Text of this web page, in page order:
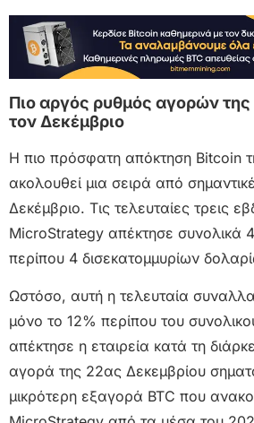
Πιο αργός ρυθμός αγορών
τον Δεκέμβριο
Η πιο πρόσφατη απόκτηση Bitcoin
ακολουθεί μια σειρά από
Δεκέμβριο. Τις τελευταίες τρεις
MicroStrategy απέκτησε συνολικά
περίπου 4 δισεκατομμυρίων
Ωστόσο, αυτή η τελευταία
μόνο το 12% περίπου του
απέκτησε η εταιρεία κατά τη
αγορά της 22ας Δεκεμβρίου
μικρότερη εξαγορά BTC που